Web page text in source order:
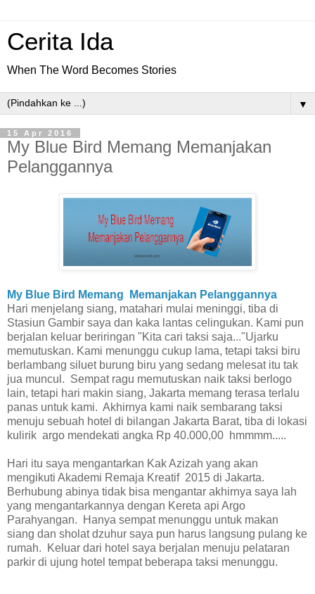
Cerita Ida
When The Word Becomes Stories
▼
15 Apr 2016
My Blue Bird Memang Memanjakan
Pelanggannya
My Blue Bird Memang Memanjakan Pelanggannya
Hari menjelang siang, matahari mulai meninggi, tiba di
Stasiun Gambir saya dan kaka lantas celingukan. Kami pun
berjalan keluar beriringan "Kita cari taksi saja..."Ujarku
memutuskan. Kami menunggu cukup lama, tetapi taksi biru
berlambang siluet burung biru yang sedang melesat itu tak
jua muncul. Sempat ragu memutuskan naik taksi berlogo
lain, tetapi hari makin siang, Jakarta memang terasa terlalu
panas untuk kami. Akhirnya kami naik sembarang taksi
menuju sebuah hotel di bilangan Jakarta Barat, tiba di lokasi
kulirik argo mendekati angka Rp 40.000,00 hmmmm.....
Hari itu saya mengantarkan Kak Azizah yang akan
mengikuti Akademi Remaja Kreatif 2015 di Jakarta.
Berhubung abinya tidak bisa mengantar akhirnya saya lah
yang mengantarkannya dengan Kereta api Argo
Parahyangan. Hanya sempat menunggu untuk makan
siang dan sholat dzuhur saya pun harus langsung pulang ke
rumah. Keluar dari hotel saya berjalan menuju pelataran
parkir di ujung hotel tempat beberapa taksi menunggu.